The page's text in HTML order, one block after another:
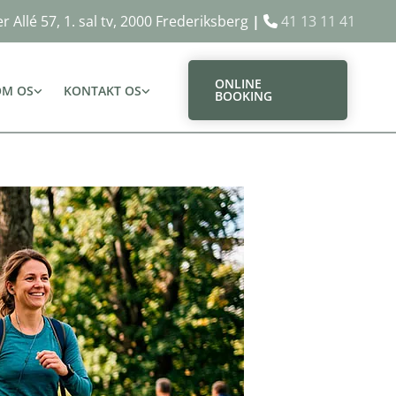
Allé 57, 1. sal tv, 2000 Frederiksberg |  41 13 11 41
OS KONTAKT OS ONLINE
BOOKING